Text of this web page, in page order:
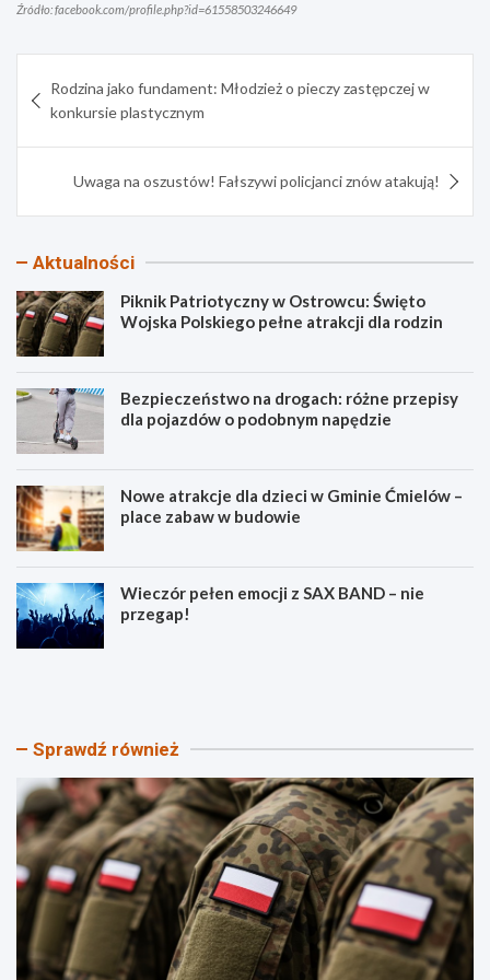
Źródło: facebook.com/profile.php?id=61558503246649
wpisu
Rodzina jako fundament: Młodzież o pieczy zastępczej w
konkursie plastycznym
Uwaga na oszustów! Fałszywi policjanci znów atakują!
Aktualności
Piknik Patriotyczny w Ostrowcu: Święto
Wojska Polskiego pełne atrakcji dla rodzin
Bezpieczeństwo na drogach: różne przepisy
dla pojazdów o podobnym napędzie
Nowe atrakcje dla dzieci w Gminie Ćmielów –
place zabaw w budowie
Wieczór pełen emocji z SAX BAND – nie
przegap!
P
k
a
t
r
i
o
t
z
B
e
z
e
ń
s
t
w
a
Sprawdź również